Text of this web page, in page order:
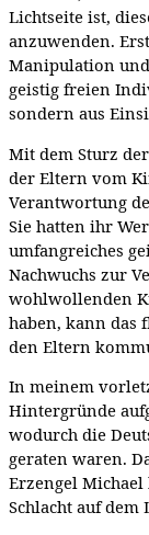
Lichtseite ist,
anzuwenden.
Manipulation
geistig freien
sondern aus
Mit dem Sturz
der Eltern vom
Verantwortung
Sie hatten ihr
umfangreiches
Nachwuchs zur
wohlwollenden
haben, kann das
den Eltern
In meinem
Hintergründe
wodurch die
geraten waren.
Erzengel Michael
Schlacht auf dem